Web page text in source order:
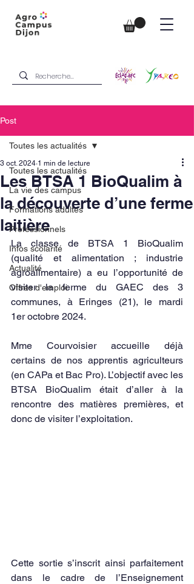
Post
Toutes les actualités
La vie des campus
Formations adultes
Professionnels
Infos scolarité
Actualité
Offres d'emploi
Toutes les actualités
Les BTSA 1 BioQualim à
la découverte d’une ferme
laitière
3 oct. 2024 1 min de lecture
La classe de BTSA 1 BioQualim
(qualité et alimentation ; industrie
agroalimentaire) a eu l’opportunité de
visiter la ferme du GAEC des 3
communes, à Eringes (21), le mardi
1er octobre 2024.
Mme Courvoisier accueille déjà
certains de nos apprentis agriculteurs
(en CAPa et Bac Pro). L’objectif avec les
BTSA BioQualim était d’aller à la
rencontre des matières premières, et
donc de visiter l’exploitation.
Cette sortie s’inscrit ainsi parfaitement
dans le cadre de l’Enseignement